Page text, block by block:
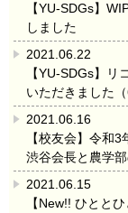
【YU-SDGs】
しました
2021.06.22
【YU-SDGs】
いただきました（
2021.06.16
【校友会】令和
渋谷会長と農学
2021.06.15
【New!! ひとと